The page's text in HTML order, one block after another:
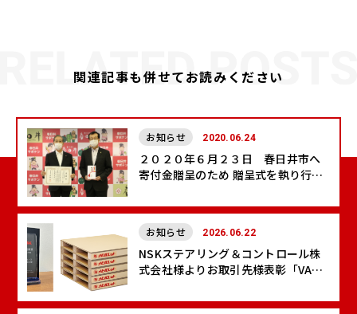
関連記事も併せてお読みください
2020.06.24
お知らせ
２０２０年６月２３日 春日井市へ
寄付金贈呈のため 贈呈式を執り行い
2026.06.22
お知らせ
NSKステアリング＆コントロール株
式会社様よりお取引先様表彰「VA貢